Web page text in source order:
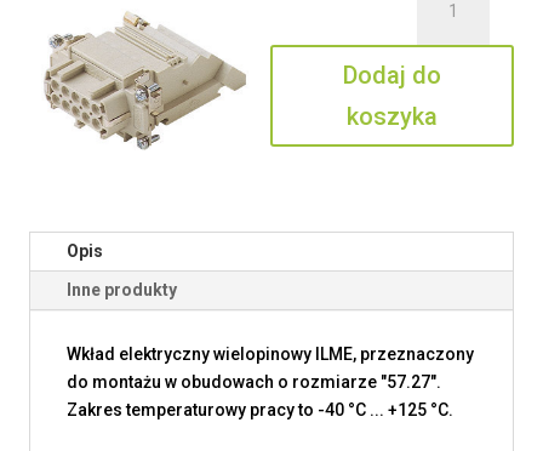
CTSEF
10
L
Dodaj do
koszyka
Opis
Inne produkty
Wkład elektryczny wielopinowy ILME, przeznaczony
do montażu w obudowach o rozmiarze "57.27".
Zakres temperaturowy pracy to -40 °C ... +125 °C.